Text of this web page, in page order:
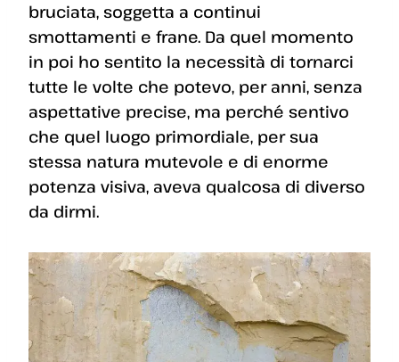
bruciata, soggetta a continui
smottamenti e frane. Da quel momento
in poi ho sentito la necessità di tornarci
tutte le volte che potevo, per anni, senza
aspettative precise, ma perché sentivo
che quel luogo primordiale, per sua
stessa natura mutevole e di enorme
potenza visiva, aveva qualcosa di diverso
da dirmi.